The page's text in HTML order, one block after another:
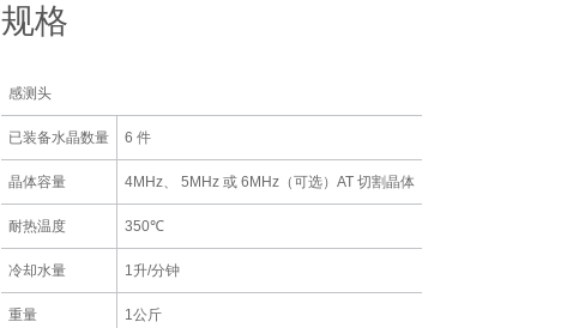
规格
感测头
已装备水晶数量 6 件
晶体容量 4MHz、 5MHz 或 6MHz（可选）AT 切割晶体
耐热温度 350℃
冷却水量 1升/分钟
重量 1公斤